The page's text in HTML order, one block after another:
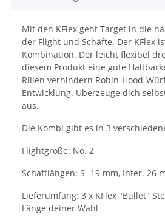
Mit den KFlex geht Target in die
der Flight und Schäfte. Der KFlex
Kombination. Der leicht flexibel
diesem Produkt eine gute
Rillen verhindern Robin-Hood-
Entwicklung. Überzeuge dich
aus.
Die Kombi gibt es in 3
Flightgröße: No. 2
Schaftlängen: S- 19 mm, Inter. 26
Lieferumfang: 3 x KFlex "Bullet"
Länge deiner Wahl